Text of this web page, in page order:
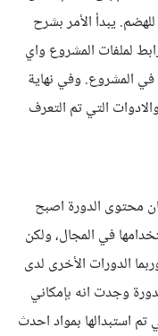
يبدأ الأمر بشرح
لملفات المشروع واي
المشروع. وفي نهاية
التي تم التعرف
محتوى الدورة اصبح
في المجال، ولكن
الدورات الأخرى لدى
وجدت انه بإمكاني
تم استبدالها بمواد احدث